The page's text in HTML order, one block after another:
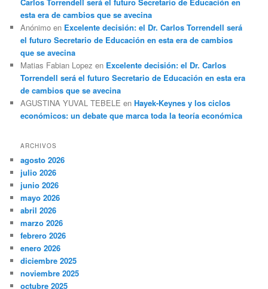
Carlos Torrendell será el futuro Secretario de Educación en
esta era de cambios que se avecina
Anónimo en Excelente decisión: el Dr. Carlos Torrendell será
el futuro Secretario de Educación en esta era de cambios
que se avecina
Matias Fabian Lopez en Excelente decisión: el Dr. Carlos
Torrendell será el futuro Secretario de Educación en esta era
de cambios que se avecina
AGUSTINA YUVAL TEBELE enHayek-Keynes y los ciclos
económicos: un debate que marca toda la teoría económica
ARCHIVOS
agosto 2026
julio 2026
junio 2026
mayo 2026
abril 2026
marzo 2026
febrero 2026
enero 2026
diciembre 2025
noviembre 2025
octubre 2025